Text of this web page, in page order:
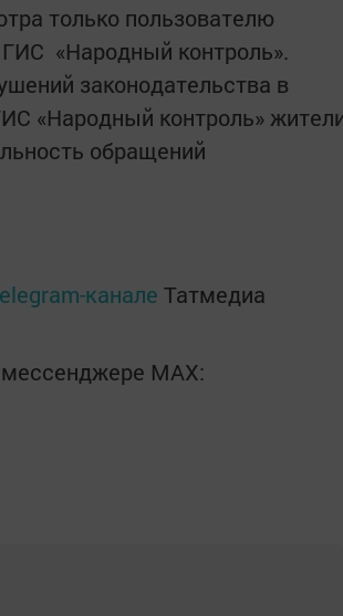
только пользователю
«Народный контроль».
законодательства в
«Народный контроль»
обращений
канале Татмедиа
мессенджере MАХ: